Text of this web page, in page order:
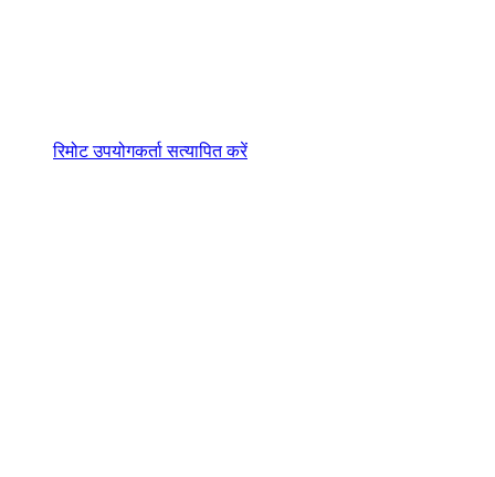
रिमोट उपयोगकर्ता सत्यापित करें